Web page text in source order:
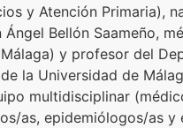
y Atención Primaria),
Bellón Saameño,
y profesor del
la Universidad de
multidisciplinar
as, epidemiólogos/as y